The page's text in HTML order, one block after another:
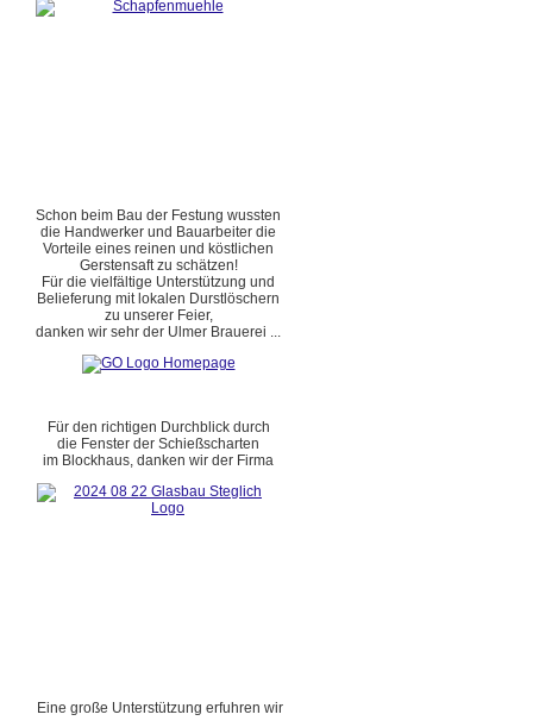
Schon beim Bau der Festung wussten
die Handwerker und Bauarbeiter die
Vorteile eines reinen und köstlichen
Gerstensaft zu schätzen!
Für die vielfältige Unterstützung und
Belieferung mit lokalen Durstlöschern
zu unserer Feier,
danken wir sehr der Ulmer Brauerei ...
Für den richtigen Durchblick durch
die Fenster der Schießscharten
im Blockhaus, danken wir der Firma
Eine große Unterstützung erfuhren wir